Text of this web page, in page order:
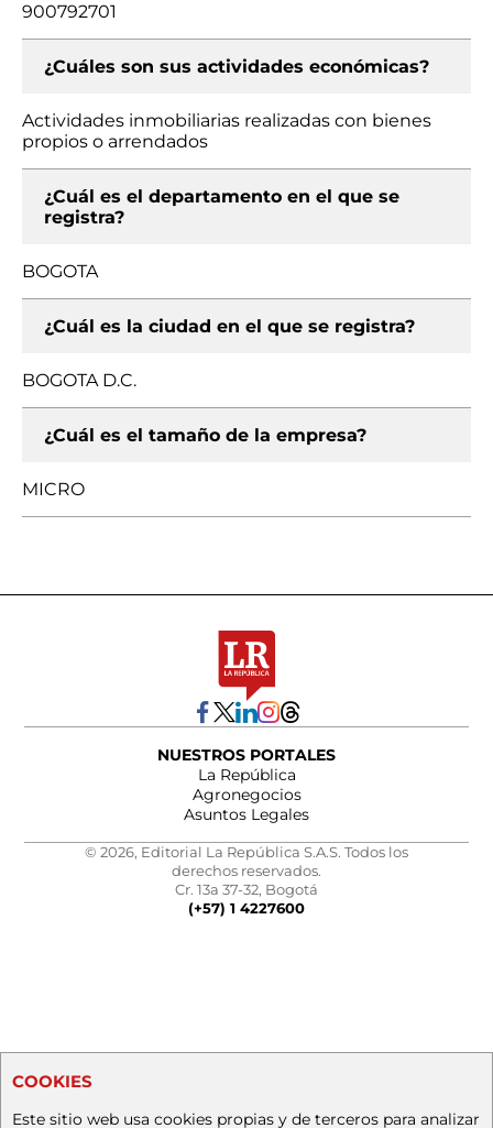
900792701
¿Cuáles son sus actividades económicas?
Actividades inmobiliarias realizadas con bienes
propios o arrendados
¿Cuál es el departamento en el que se
registra?
BOGOTA
¿Cuál es la ciudad en el que se registra?
BOGOTA D.C.
¿Cuál es el tamaño de la empresa?
MICRO
NUESTROS PORTALES
La República
Agronegocios
Asuntos Legales
© 2026, Editorial La República S.A.S. Todos los
derechos reservados.
Cr. 13a 37-32, Bogotá
(+57) 1 4227600
COOKIES
Este sitio web usa cookies propias y de terceros para analizar